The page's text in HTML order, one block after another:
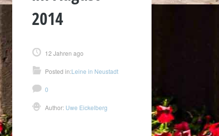
2014
12 Jahren ago
Posted in:Leine in Neustadt
0
Author: Uwe Eickelberg